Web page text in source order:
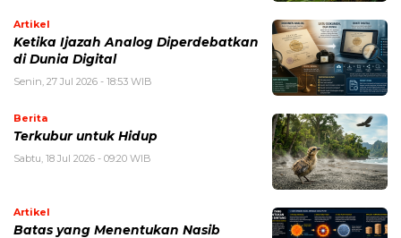
Artikel
Ketika Ijazah Analog Diperdebatkan
di Dunia Digital
Senin, 27 Jul 2026 - 18:53 WIB
Berita
Terkubur untuk Hidup
Sabtu, 18 Jul 2026 - 09:20 WIB
Artikel
Batas yang Menentukan Nasib